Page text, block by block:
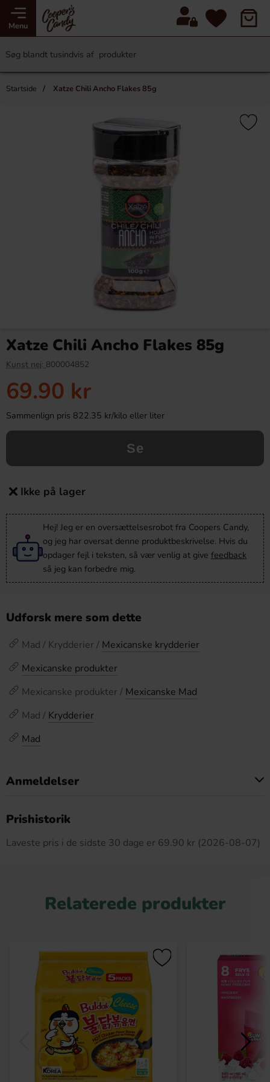
Menu
Startside Xatze Chili Ancho Flakes 85g
Xatze Chili Ancho Flakes 85g
Kunst nej: 800004852
69.90 kr
Sammenlign pris 822.35 kr/kilo eller liter
Se
Ikke på lager
Hej! Jeg er en oversættelsesrobot fra Coopers Candy,
og jeg har oversat denne produktbeskrivelse. Hvis du
opdager fejl i teksten, så vær venlig at give feedback
så jeg kan forbedre mig.
Udforsk mere som dette
Mad / Krydderier / Mexicanske krydderier
Mexicanske produkter
Mexicanske produkter / Mexicanske Mad
Mad / Krydderier
Mad
Anmeldelser
Prishistorik
Laveste pris i de sidste 30 dage er 69.90 kr (2026-08-07)
Relaterede produkter